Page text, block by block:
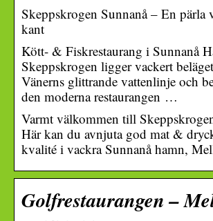
Skeppskrogen Sunnanå – En pärla
kant
Kött- & Fiskrestaurang i Sunnanå
Skeppskrogen ligger vackert
Vänerns glittrande vattenlinje och
den moderna restaurangen …
Varmt välkommen till
Här kan du avnjuta god mat &
kvalité i vackra Sunnanå hamn,
Golfrestaurangen –